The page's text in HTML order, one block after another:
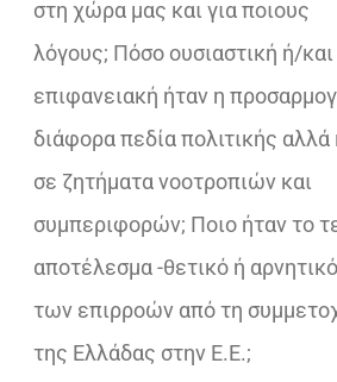
στη χώρα μας και για ποιους
λόγους; Πόσο ουσιαστική ή/και
επιφανειακή ήταν η
διάφορα πεδία πολιτικής αλλά
σε ζητήματα νοοτροπιών και
συμπεριφορών; Ποιο ήταν το
αποτέλεσμα -θετικό ή
των επιρροών από τη
της Ελλάδας στην Ε.Ε.;